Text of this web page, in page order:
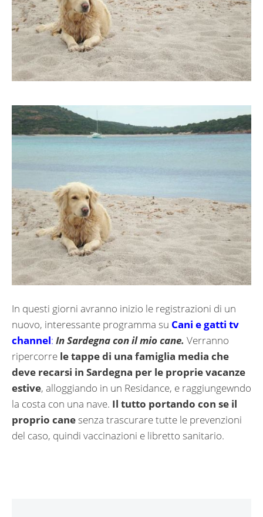
In questi giorni avranno inizio le registrazioni di un
nuovo, interessante programma su Cani e gatti tv
channel: In Sardegna con il mio cane. Verranno
ripercorre le tappe di una famiglia media che
deve recarsi in Sardegna per le proprie vacanze
estive, alloggiando in un Residance, e raggiungewndo
la costa con una nave. Il tutto portando con se il
proprio cane senza trascurare tutte le prevenzioni
del caso, quindi vaccinazioni e libretto sanitario.